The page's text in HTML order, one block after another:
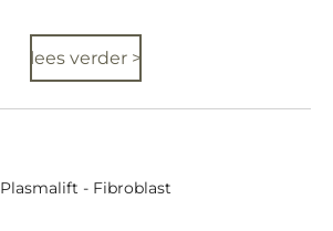
lees verder >
Plasmalift - Fibroblast